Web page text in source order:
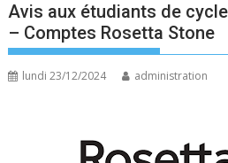
Avis aux étudiants de
– Comptes Rosetta Stone
lundi 23/12/2024 administration